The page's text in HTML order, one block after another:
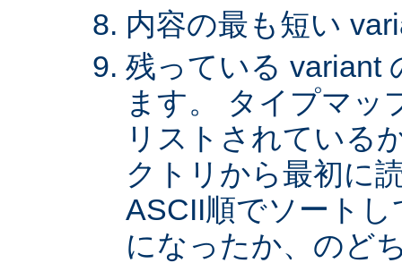
内容の最も短い
残っている variant
ます。 タイプマッ
リストされている
クトリから最初に
ASCII順でソート
になったか、のど